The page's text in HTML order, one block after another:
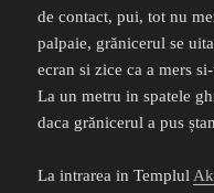
de contact, pui, tot nu
palpaie, grănicerul se
ecran si zice ca a mers
La un metru in spatele
daca grănicerul a pus
La intrarea in Templul